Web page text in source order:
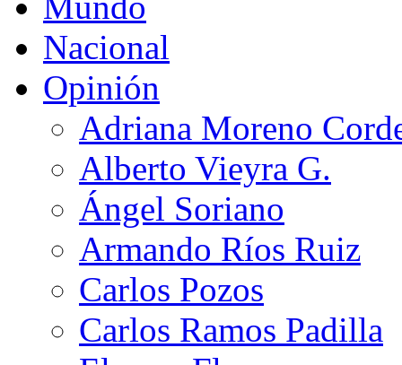
Nacional
Opinión
Adriana Moreno
Alberto Vieyra G.
Ángel Soriano
Armando Ríos Ruiz
Carlos Pozos
Carlos Ramos Padilla